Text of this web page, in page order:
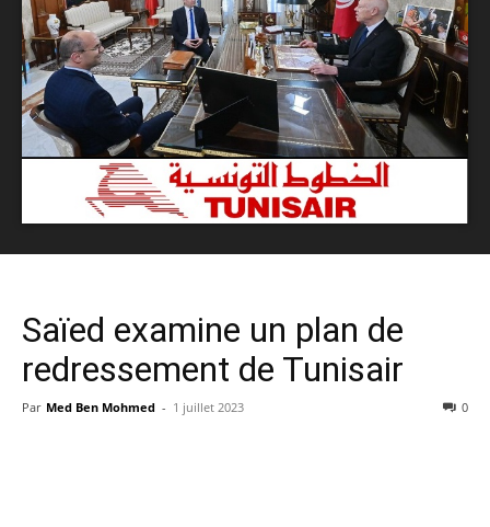
Saïed examine un plan de
redressement de Tunisair
Par Med Ben Mohmed - 1 juillet 2023 0